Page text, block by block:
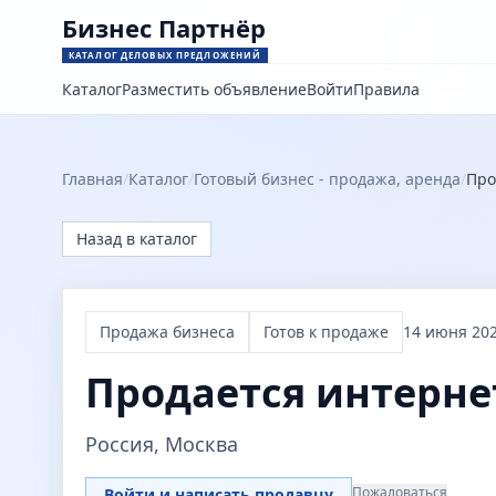
Бизнес Партнёр
КАТАЛОГ ДЕЛОВЫХ ПРЕДЛОЖЕНИЙ
КаталогРазместить объявлениеВойтиПравила
Главная/Каталог/Готовый бизнес - продажа, аренда/
Назад в каталог
Продажа бизнеса Готов к продаже 14 июня
Продается
Россия, Москва
Пожаловаться